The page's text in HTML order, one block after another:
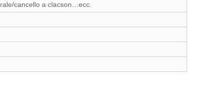
cancello a clacson…ecc.